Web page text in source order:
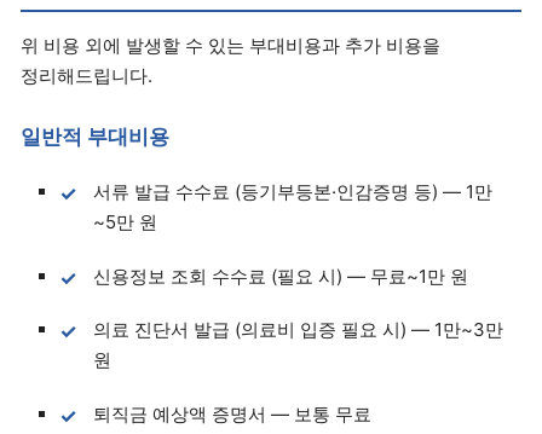
위 비용 외에 발생할 수 있는 부대비용과 추가 비용을
정리해드립니다.
일반적 부대비용
서류 발급 수수료 (등기부등본·인감증명 등) — 1만
~5만 원
신용정보 조회 수수료 (필요 시) — 무료~1만 원
의료 진단서 발급 (의료비 입증 필요 시) — 1만~3만
원
퇴직금 예상액 증명서 — 보통 무료